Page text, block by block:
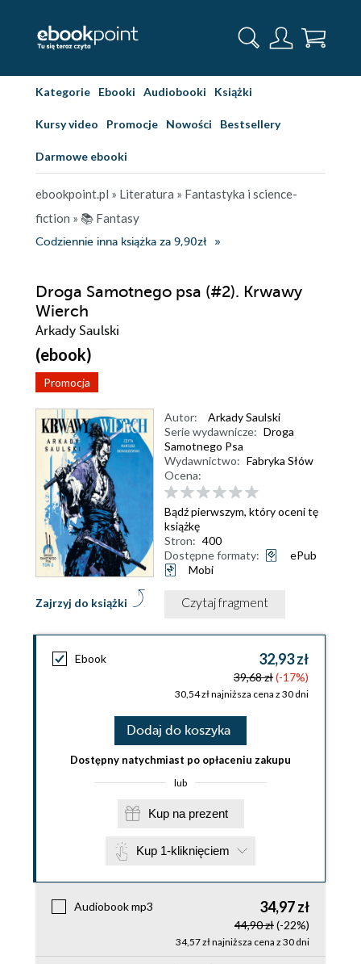
Kategorie Ebooki Audiobooki Książki
Kursy video Promocje Nowości Bestsellery
Darmowe ebooki
ebookpoint.pl » Literatura » Fantastyka i science-
fiction » 📚 Fantasy
Codziennie inna książka za 9,90zł
Droga Samotnego psa (#2). Krwawy
Wierch
Arkady Saulski
(ebook)
Promocja
Zajrzyj do książki
Autor:
Arkady Saulski
Serie wydawnicze: Droga
Samotnego Psa
Wydawnictwo: Fabryka Słów
Ocena:
Bądź pierwszym, który oceni tę
książkę
Stron: 400
Dostępne formaty:
ePub
Mobi
Czytaj fragment
Ebook 32,93 zł
39,68 zł(-17%)
30,54 zł najniższa cena z 30 dni
Dodaj do koszyka
Dostępny natychmiast po opłaceniu zakupu
lub
Kup na prezent
Kup 1-kliknięciem
Audiobook mp3 34,97 zł
44,90 zł(-22%)
34,57 zł najniższa cena z 30 dni